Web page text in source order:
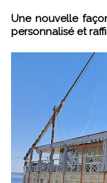
Une nouvelle
personnalisé et